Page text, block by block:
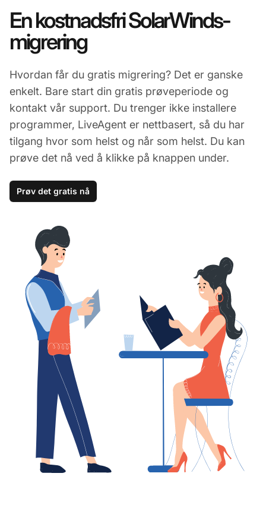
En kostnadsfri SolarWinds-
migrering
Hvordan får du gratis migrering? Det er ganske
enkelt. Bare start din gratis prøveperiode og
kontakt vår support. Du trenger ikke installere
programmer, LiveAgent er nettbasert, så du har
tilgang hvor som helst og når som helst. Du kan
prøve det nå ved å klikke på knappen under.
Prøv det gratis nå